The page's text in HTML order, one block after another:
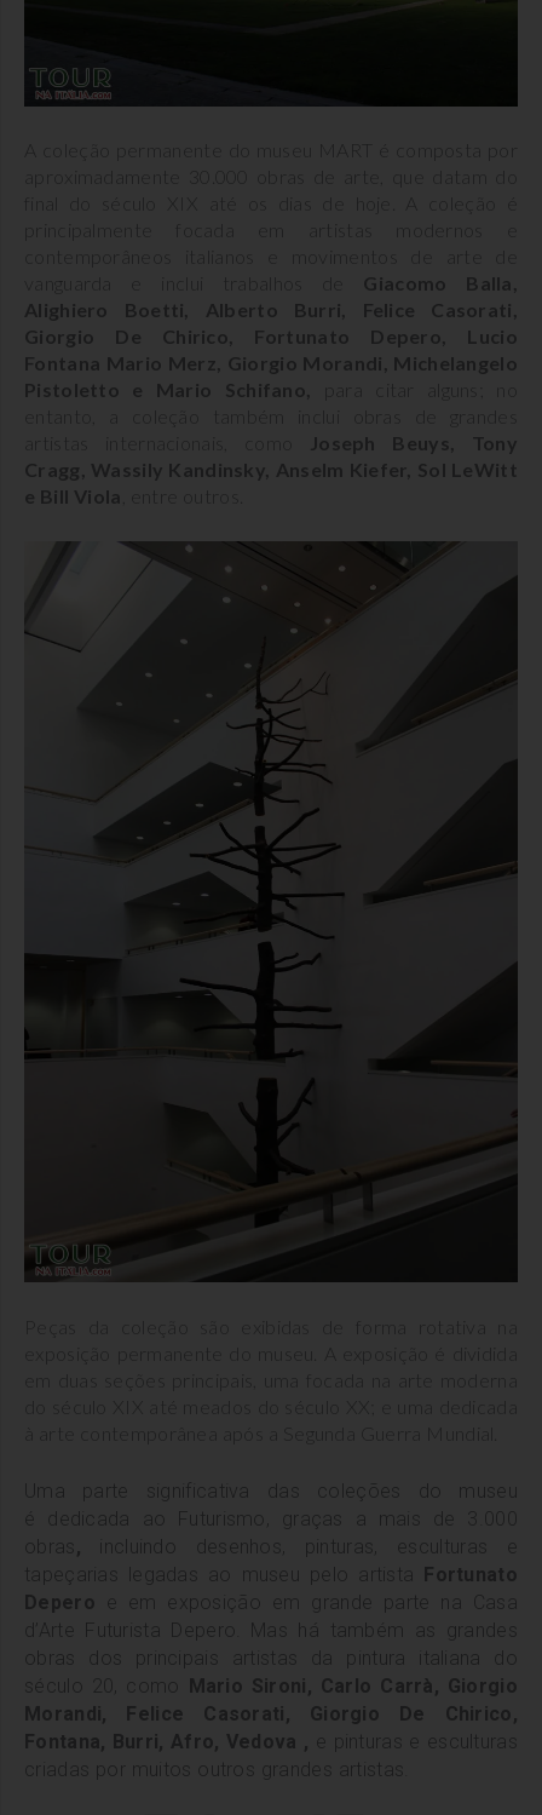
A coleção permanente do museu MART é composta por
vanguarda e inclui trabalhos de Giacomo Balla,
Alighiero Boetti, Alberto Burri, Felice Casorati,
Giorgio De Chirico, Fortunato Depero, Lucio
Fontana Mario Merz, Giorgio Morandi, Michelangelo
Pistoletto e Mario Schifano,
para citar alguns; no
entanto, a coleção também inclui obras de grandes
Joseph Beuys, Tony
Cragg, Wassily Kandinsky, Anselm Kiefer, Sol LeWitt
e Bill Viola
à arte contemporânea após a Segunda Guerra Mundial.
Uma parte significativa das coleções do museu
é dedicada ao Futurismo, graças a mais de 3.000
obras, incluindo desenhos, pinturas, esculturas e
tapeçarias legadas ao museu pelo artista Fortunato
Depero e em exposição em grande parte na Casa
d’Arte Futurista Depero.
Mas há também as grandes
obras dos principais artistas da pintura italiana do
século 20, como Mario Sironi, Carlo Carrà, Giorgio
Morandi, Felice Casorati, Giorgio De Chirico,
Fontana, Burri, Afro, Vedova , e pinturas e esculturas
criadas por muitos outros grandes artistas.